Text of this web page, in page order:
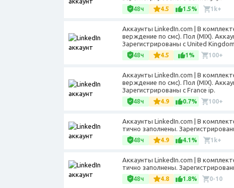
48ч 4.5 1.5% 1k+
Аккаунты LinkedIn.com | В
верждение по смс). Пол (MIX).
Зарегистрированы с United
48ч 4.5 1% 100+
Аккаунты LinkedIn.com | В
верждение по смс). Пол (MIX).
Зарегистрированы с France ip.
48ч 4.9 0.7% 100+
Аккаунты LinkedIn.com | В
тично заполнены.
48ч 4.9 4.1% 1k+
Аккаунты LinkedIn.com | В
тично заполнены.
48ч 4.8 1.8% 0-10